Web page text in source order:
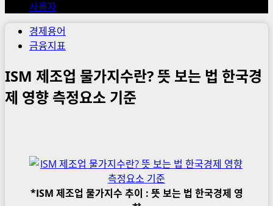
사용자
경제용어
금융지표
ISM 제조업 물가지수란? 뜻 보는 법 한국경
제 영향 측정요소 기준
*ISM 제조업 물가지수 추이 : 뜻 보는 법 한국경제 영